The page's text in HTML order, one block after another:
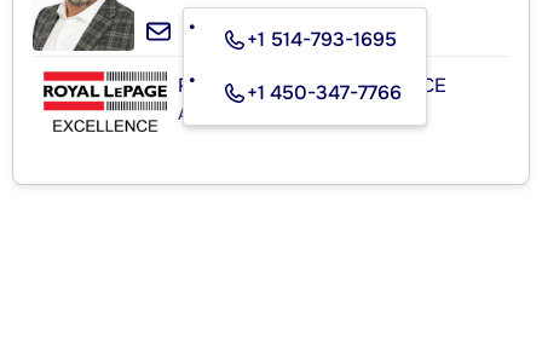
+1 514-793-1695
+1 450-347-7766
ROYAL LEPAGE EXCELLENCE
Agence immobilière